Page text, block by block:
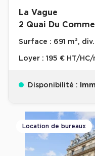
La Vague
2 Quai Du
Surface : 691 m²,
Loyer : 195 € HT/HC/
Disponibilité :
Location de bureaux